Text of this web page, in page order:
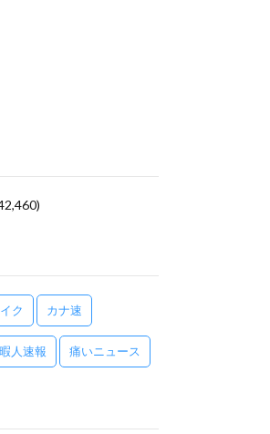
ク カナ速
暇人速報 痛いニュース